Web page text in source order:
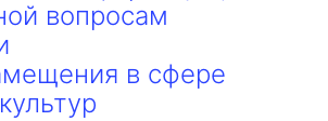
вопросам
в сфере